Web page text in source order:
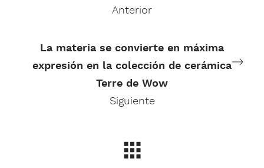
Anterior
La materia se convierte en máxima
expresión en la colección de cerámica
Terre de Wow
Siguiente